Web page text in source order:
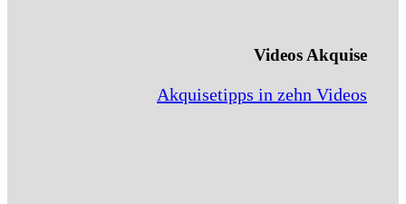
Videos Akquise
Akquisetipps in zehn Videos